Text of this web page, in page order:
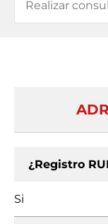
¿Registro
Si